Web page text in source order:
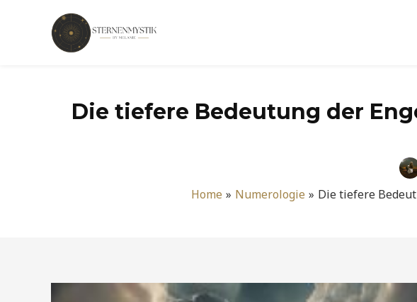
Die tiefere Bedeutung der
Home
Numerologie Die tiefere